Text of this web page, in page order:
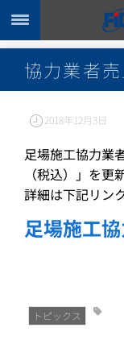
協力業者
2018年12月3日
足場施工協力業
（税込）」を更
詳細は下記リン
足場施工
トピックス